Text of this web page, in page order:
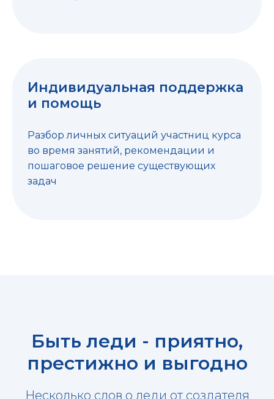
Индивидуальная поддержка
и помощь
Разбор личных ситуаций участниц курса
во время занятий, рекомендации и
пошаговое решение существующих
задач
Быть леди - приятно,
престижно и выгодно
Несколько слов о леди от создателя